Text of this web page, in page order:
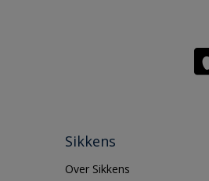
Sikkens
Over Sikkens